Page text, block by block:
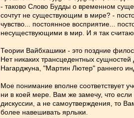
- таково Слово Будды о временном
сочтут не существующим в мире? -
чувство... постоянное восприятие...
несуществующими в мир. И я так
Теории Вайбхашики - это поздние
Нет никаких трансцедентных
Нагарджуна, "Мартин Лютер" раннего
Мое понимание вполне соответствует
ни в коей мере. Вам же замечу, что
дискуссии, а не самоутверждения, то
более навешивать ярлыки.